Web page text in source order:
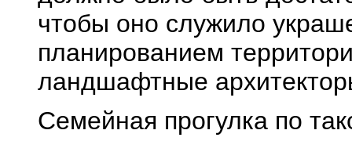
чтобы оно служило
планированием
ландшафтные
Семейная прогулка по